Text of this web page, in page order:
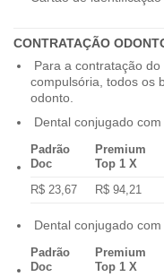
CONTRATAÇÃO
Para a contratação
compulsória, todos os
odonto.
Dental conjugado
Padrão
Doc
Premium
Top 1 X
R$ 23,67
R$ 94,21
Dental conjugado
Padrão
Doc
Premium
Top 1 X